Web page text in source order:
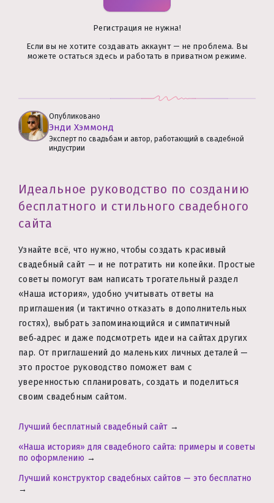
Регистрация не нужна!
Если вы не хотите создавать аккаунт — не проблема. Вы
можете остаться здесь и работать в приватном режиме.
Опубликовано
Энди Хэммонд
Эксперт по свадьбам и автор, работающий в свадебной
индустрии
Идеальное руководство по созданию
бесплатного и стильного свадебного
сайта
Узнайте всё, что нужно, чтобы создать красивый
свадебный сайт — и не потратить ни копейки. Простые
советы помогут вам написать трогательный раздел
«Наша история», удобно учитывать ответы на
приглашения (и тактично отказать в дополнительных
гостях), выбрать запоминающийся и симпатичный
веб‑адрес и даже подсмотреть идеи на сайтах других
пар. От приглашений до маленьких личных деталей —
это простое руководство поможет вам с
уверенностью спланировать, создать и поделиться
своим свадебным сайтом.
Лучший бесплатный свадебный сайт →
«Наша история» для свадебного сайта: примеры и советы
по оформлению →
Лучший конструктор свадебных сайтов — это бесплатно
→